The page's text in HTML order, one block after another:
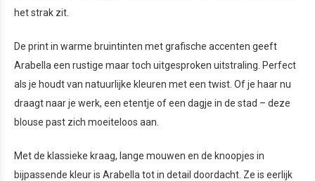
het strak zit.
De print in warme bruintinten met grafische accenten geeft
Arabella een rustige maar toch uitgesproken uitstraling. Perfect
als je houdt van natuurlijke kleuren met een twist. Of je haar nu
draagt naar je werk, een etentje of een dagje in de stad – deze
blouse past zich moeiteloos aan.
Met de klassieke kraag, lange mouwen en de knoopjes in
bijpassende kleur is Arabella tot in detail doordacht. Ze is eerlijk